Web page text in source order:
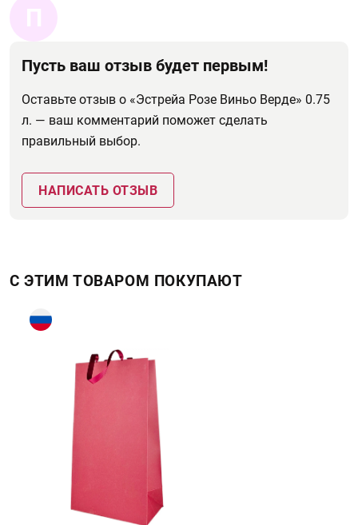
П
Пусть ваш отзыв будет первым!
Оставьте отзыв о «Эстрейа Розе Виньо Верде» 0.75
л. — ваш комментарий поможет сделать
правильный выбор.
НАПИСАТЬ ОТЗЫВ
С ЭТИМ ТОВАРОМ ПОКУПАЮТ